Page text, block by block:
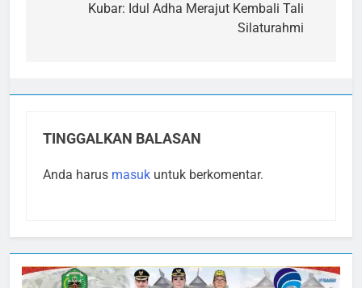
Kubar: Idul Adha Merajut Kembali Tali
Silaturahmi
TINGGALKAN BALASAN
Anda harus masuk untuk berkomentar.